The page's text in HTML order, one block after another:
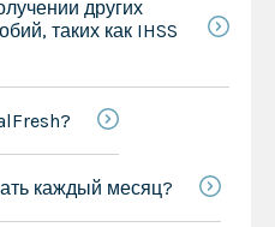
других
таких как IHSS
каждый месяц?